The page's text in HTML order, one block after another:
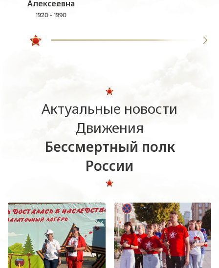
Алексеевна
1920 - 1990
Актуальные новости
Движения
Бессмертный полк
России